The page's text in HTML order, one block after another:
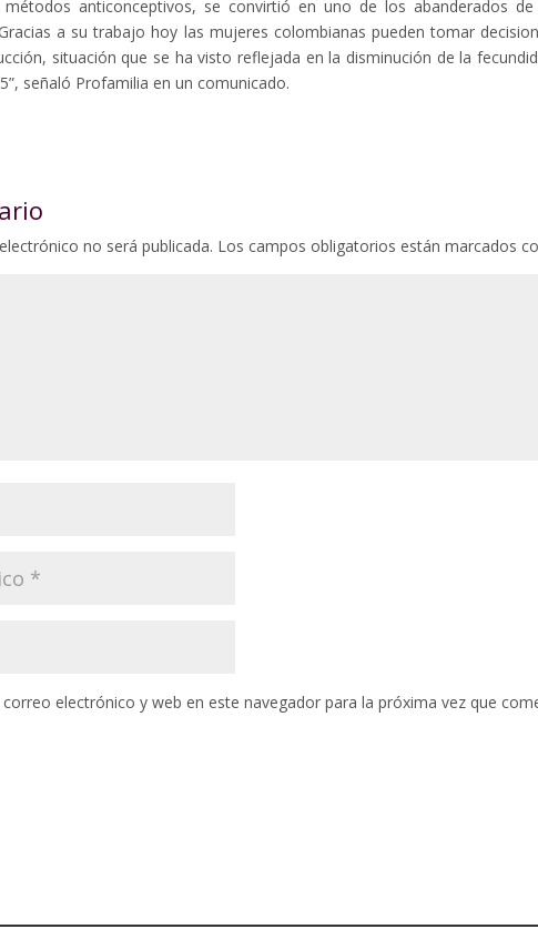
anticonceptivos, se convirtió en uno de los abanderados
a su trabajo hoy las mujeres colombianas pueden tomar
situación que se ha visto reflejada en la disminución de la
señaló Profamilia en un comunicado.
no será publicada. Los campos obligatorios están marcados
electrónico y web en este navegador para la próxima vez que